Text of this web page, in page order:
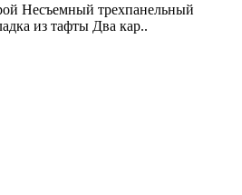
Несъемный трехпанельный
из тафты Два кар..